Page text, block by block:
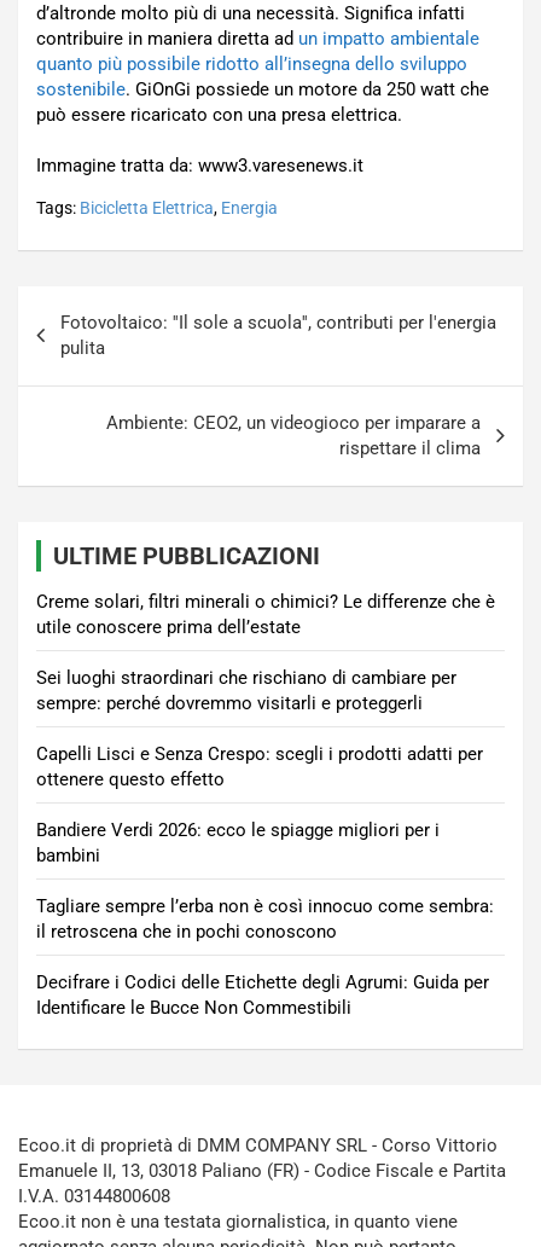
d’altronde molto più di una necessità. Significa infatti
contribuire in maniera diretta ad un impatto ambientale
quanto più possibile ridotto all’insegna dello sviluppo
sostenibile. GiOnGi possiede un motore da 250 watt che
può essere ricaricato con una presa elettrica.
Immagine tratta da: www3.varesenews.it
Tags: Bicicletta Elettrica, Energia
articoli
Fotovoltaico: ''Il sole a scuola'', contributi per l'energia
pulita
Ambiente: CEO2, un videogioco per imparare a
rispettare il clima
ULTIME PUBBLICAZIONI
Creme solari, filtri minerali o chimici? Le differenze che è
utile conoscere prima dell’estate
Sei luoghi straordinari che rischiano di cambiare per
sempre: perché dovremmo visitarli e proteggerli
Capelli Lisci e Senza Crespo: scegli i prodotti adatti per
ottenere questo effetto
Bandiere Verdi 2026: ecco le spiagge migliori per i
bambini
Tagliare sempre l’erba non è così innocuo come sembra:
il retroscena che in pochi conoscono
Decifrare i Codici delle Etichette degli Agrumi: Guida per
Identificare le Bucce Non Commestibili
Ecoo.it di proprietà di DMM COMPANY SRL - Corso Vittorio
Emanuele II, 13, 03018 Paliano (FR) - Codice Fiscale e Partita
I.V.A. 03144800608
Ecoo.it non è una testata giornalistica, in quanto viene